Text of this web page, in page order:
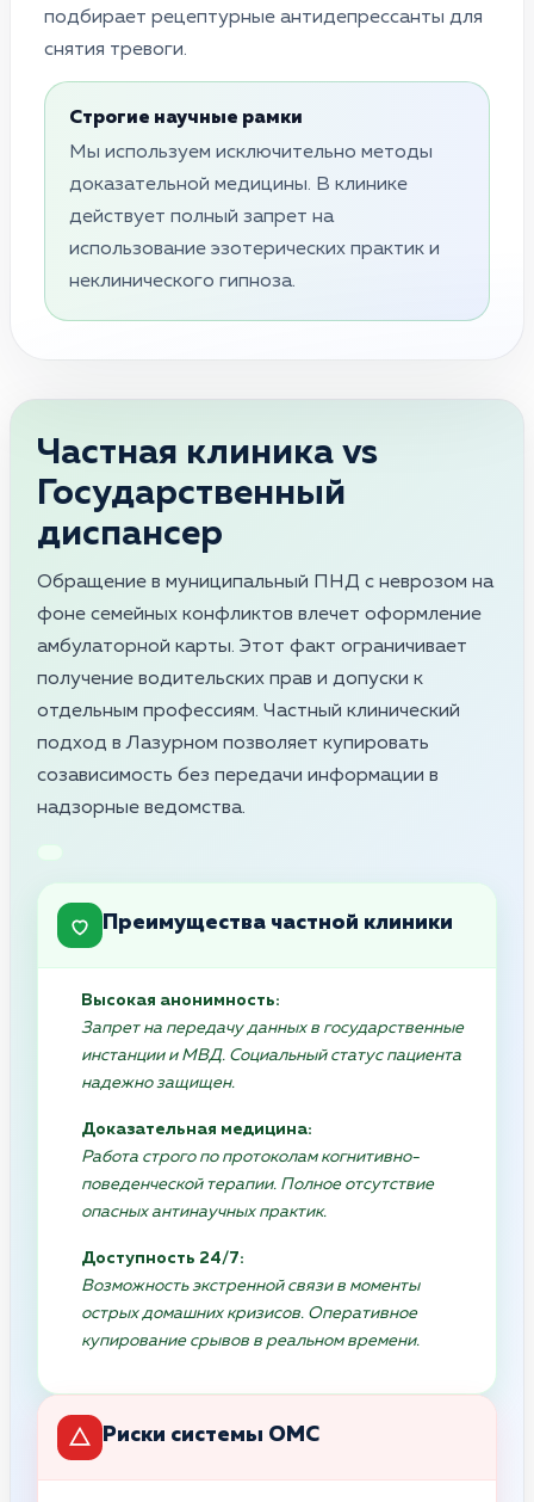
подбирает рецептурные антидепрессанты для
снятия тревоги.
Строгие научные рамки
Мы используем исключительно методы
доказательной медицины. В клинике
действует полный запрет на
использование эзотерических практик и
неклинического гипноза.
Частная клиника vs
Государственный
диспансер
Обращение в муниципальный ПНД с неврозом на
фоне семейных конфликтов влечет оформление
амбулаторной карты. Этот факт ограничивает
получение водительских прав и допуски к
отдельным профессиям. Частный клинический
подход в Лазурном позволяет купировать
созависимость без передачи информации в
надзорные ведомства.
Преимущества частной клиники
Высокая анонимность:
Запрет на передачу данных в государственные
инстанции и МВД. Социальный статус пациента
надежно защищен.
Доказательная медицина:
Работа строго по протоколам когнитивно-
поведенческой терапии. Полное отсутствие
опасных антинаучных практик.
Доступность 24/7:
Возможность экстренной связи в моменты
острых домашних кризисов. Оперативное
купирование срывов в реальном времени.
Риски системы ОМС